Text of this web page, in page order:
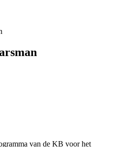
van de KB voor het